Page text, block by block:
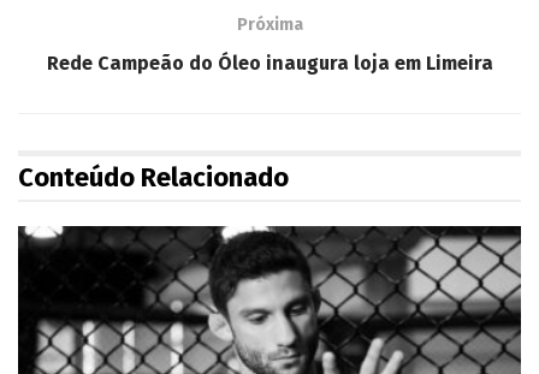
Próxima
Rede Campeão do Óleo inaugura loja em Limeira
Conteúdo Relacionado